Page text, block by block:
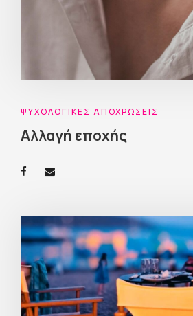
ΨΥΧΟΛΟΓΙΚΈΣ ΑΠΟΧΡΏΣΕΙΣ
Αλλαγή εποχής